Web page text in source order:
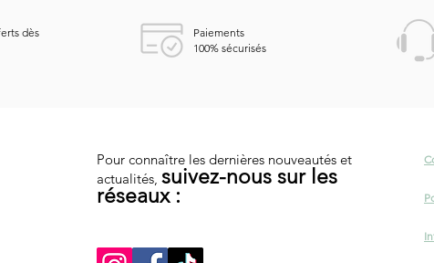
dès
Paiements
100% sécurisés
Pour connaître les dernières nouveautés et
actualités, suivez-nous sur les
réseaux :